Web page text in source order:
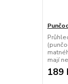
mají
189